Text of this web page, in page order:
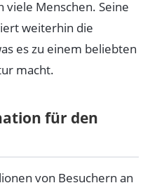
viele Menschen. Seine
weiterhin die
es zu einem beliebten
macht.
für den
von Besuchern an